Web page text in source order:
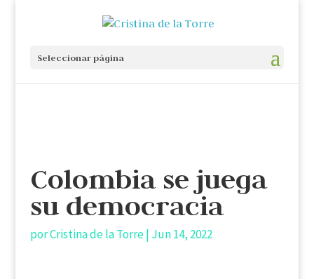
Seleccionar página
Colombia se juega
su democracia
porCristina de la Torre| Jun 14, 2022